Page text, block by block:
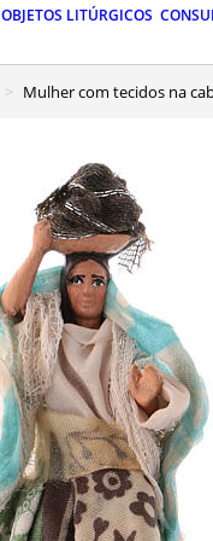
OBJETOS LITÚRGICOS
Mulher com tecidos na